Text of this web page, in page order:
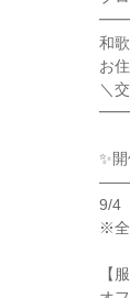
━━
和
お
＼
━━
✨
9/4
※全
【